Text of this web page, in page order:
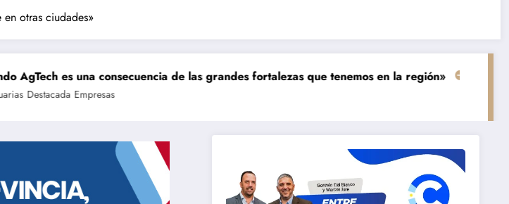
otras ciudades»
una consecuencia de las grandes fortalezas que tenemos en la región»
Empresas
«Hoy podemos ver